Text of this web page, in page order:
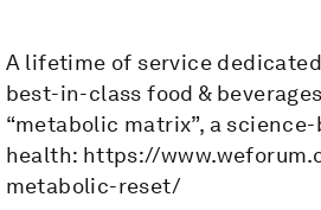
A lifetime of service
best-in-class food &
“metabolic matrix”, a
health: https://
metabolic-reset/